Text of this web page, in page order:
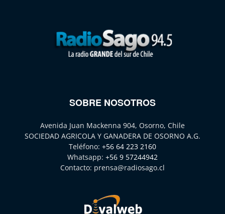
SOBRE NOSOTROS
Avenida Juan Mackenna 904, Osorno, Chile
SOCIEDAD AGRICOLA Y GANADERA DE OSORNO A.G.
Teléfono: +56 64 223 2160
Whatsapp: +56 9 57244942
Contacto: prensa@radiosago.cl